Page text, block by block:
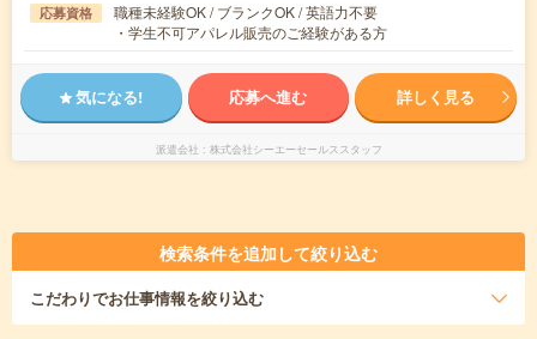
応募資格
職種未経験OK / ブランクOK / 英語力不要
・学生不可アパレル販売のご経験がある方
気になる! 応募へ進む 詳しく見る
派遣会社 株式会社シーエーセールススタッフ
検索条件を追加して絞り込む
こだわりでお仕事情報を絞り込む